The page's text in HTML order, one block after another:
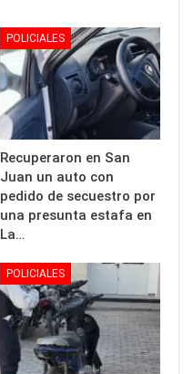
POLICIALES
Recuperaron en San
Juan un auto con
pedido de secuestro por
una presunta estafa en
La…
POLICIALES